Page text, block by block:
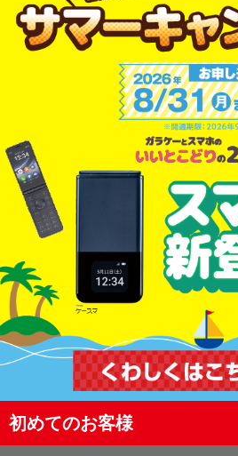
初めてのお客様